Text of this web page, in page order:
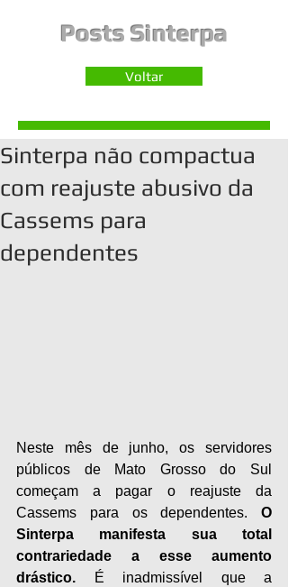
Posts Sinterpa
Voltar
Sinterpa não compactua
com reajuste abusivo da
Cassems para
dependentes
Neste mês de junho, os servidores
públicos de Mato Grosso do Sul
começam a pagar o reajuste da
Cassems para os dependentes. O
Sinterpa manifesta sua total
contrariedade a esse aumento
drástico.
É inadmissível que a